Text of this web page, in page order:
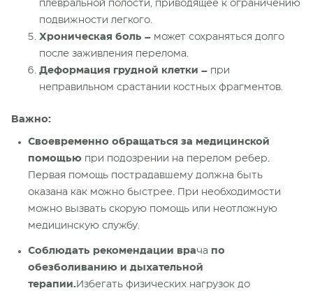
плевральной полости, приводящее к ограничению
подвижности легкого.
Хроническая боль – может сохраняться долго
после заживления перелома.
Деформация грудной клетки – при
неправильном срастании костных фрагментов.
Важно:
Своевременно обращаться за медицинской
помощью при подозрении на перелом ребер.
Первая помощь пострадавшему должна быть
оказана как можно быстрее. При необходимости
можно вызвать скорую помощь или неотложную
медицинскую службу.
Соблюдать рекомендации врача по
обезболиванию и дыхательной
терапии.Избегать физических нагрузок до